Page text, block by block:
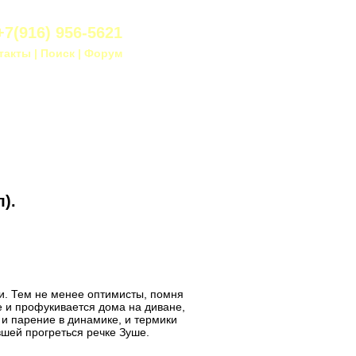
956-5621
| Поиск | Форум
Тем не менее оптимисты, помня
профукивается дома на диване,
парение в динамике, и термики
прогреться речке Зуше.